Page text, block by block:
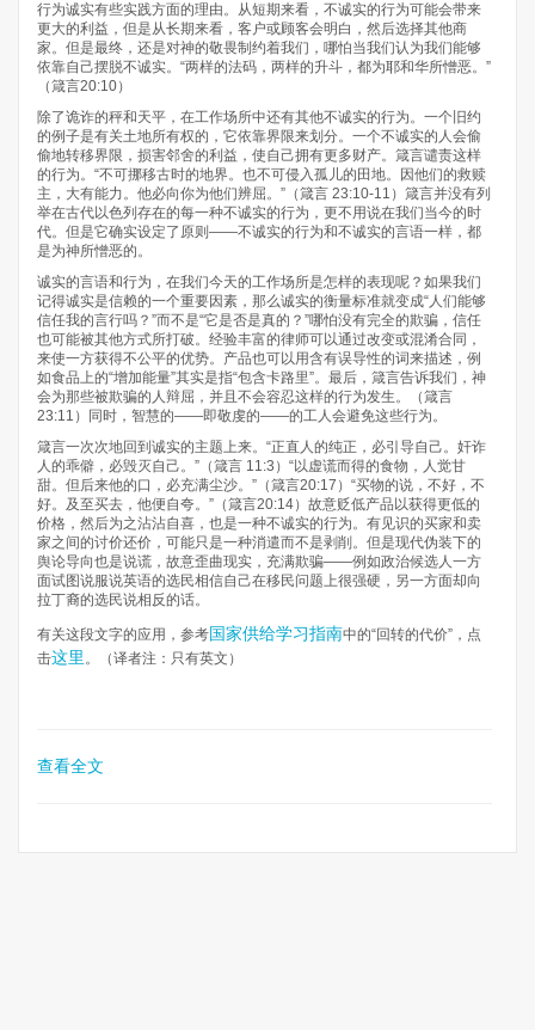
行为诚实有些实践方面的理由。从短期来看，不诚实的行为可能会带来
更大的利益，但是从长期来看，客户或顾客会明白，然后选择其他商
家。但是最终，还是对神的敬畏制约着我们，哪怕当我们认为我们能够
依靠自己摆脱不诚实。“两样的法码，两样的升斗，都为耶和华所憎恶。”
（箴言20:10）
除了诡诈的秤和天平，在工作场所中还有其他不诚实的行为。一个旧约
的例子是有关土地所有权的，它依靠界限来划分。一个不诚实的人会偷
偷地转移界限，损害邻舍的利益，使自己拥有更多财产。箴言谴责这样
的行为。“不可挪移古时的地界。也不可侵入孤儿的田地。因他们的救赎
主，大有能力。他必向你为他们辨屈。”（箴言 23:10-11）箴言并没有列
举在古代以色列存在的每一种不诚实的行为，更不用说在我们当今的时
代。但是它确实设定了原则——不诚实的行为和不诚实的言语一样，都
是为神所憎恶的。
诚实的言语和行为，在我们今天的工作场所是怎样的表现呢？如果我们
记得诚实是信赖的一个重要因素，那么诚实的衡量标准就变成“人们能够
信任我的言行吗？”而不是“它是否是真的？”哪怕没有完全的欺骗，信任
也可能被其他方式所打破。经验丰富的律师可以通过改变或混淆合同，
来使一方获得不公平的优势。产品也可以用含有误导性的词来描述，例
如食品上的“增加能量”其实是指“包含卡路里”。最后，箴言告诉我们，神
会为那些被欺骗的人辩屈，并且不会容忍这样的行为发生。（箴言
23:11）同时，智慧的——即敬虔的——的工人会避免这些行为。
箴言一次次地回到诚实的主题上来。“正直人的纯正，必引导自己。奸诈
人的乖僻，必毁灭自己。”（箴言 11:3）“以虚谎而得的食物，人觉甘
甜。但后来他的口，必充满尘沙。”（箴言20:17）“买物的说，不好，不
好。及至买去，他便自夸。”（箴言20:14）故意贬低产品以获得更低的
价格，然后为之沾沾自喜，也是一种不诚实的行为。有见识的买家和卖
家之间的讨价还价，可能只是一种消遣而不是剥削。但是现代伪装下的
舆论导向也是说谎，故意歪曲现实，充满欺骗——例如政治候选人一方
面试图说服说英语的选民相信自己在移民问题上很强硬，另一方面却向
拉丁裔的选民说相反的话。​
有关这段文字的应用，参考国家供给学习指南中的“回转的代价”，点
击这里 。（译者注：只有英文）
查看全文